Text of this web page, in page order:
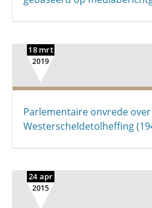
18 mrt
2019
Parlementaire onvrede
Westerscheldetolheffing
24 apr
2015